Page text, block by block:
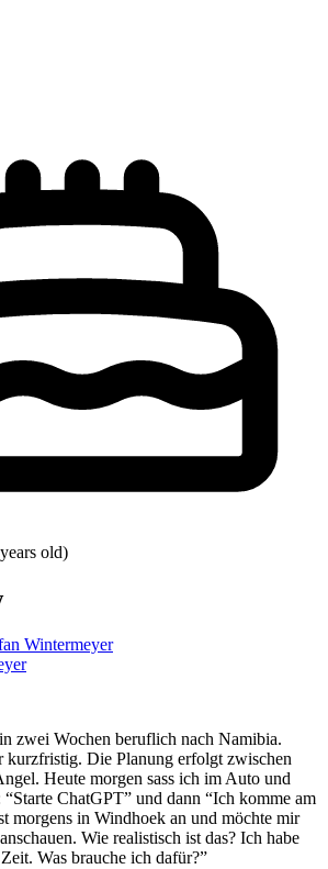
old)
zwei Wochen beruflich nach Namibia.
kurzfristig. Die Planung erfolgt zwischen
Heute morgen sass ich im Auto und
“Starte ChatGPT” und dann “Ich komme am
morgens in Windhoek an und möchte mir
anschauen. Wie realistisch ist das? Ich habe
Was brauche ich dafür?”